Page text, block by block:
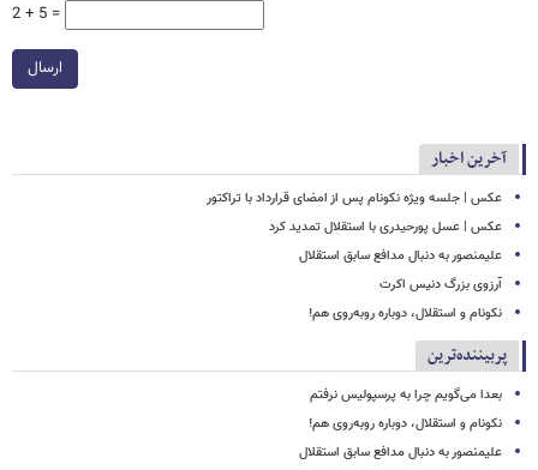
2 + 5 =
ارسال
آخرین اخبار
عکس | جلسه ویژه نکونام پس از امضای قرارداد با تراکتور
عکس | عسل پورحیدری با استقلال تمدید کرد
علیمنصور به دنبال مدافع سابق استقلال
آرزوی بزرگ دنیس اکرت
نکونام و استقلال، دوباره روبه‌روی هم!
پربیننده‌ترین
بعدا می‌گویم چرا به پرسپولیس نرفتم
نکونام و استقلال، دوباره روبه‌روی هم!
علیمنصور به دنبال مدافع سابق استقلال